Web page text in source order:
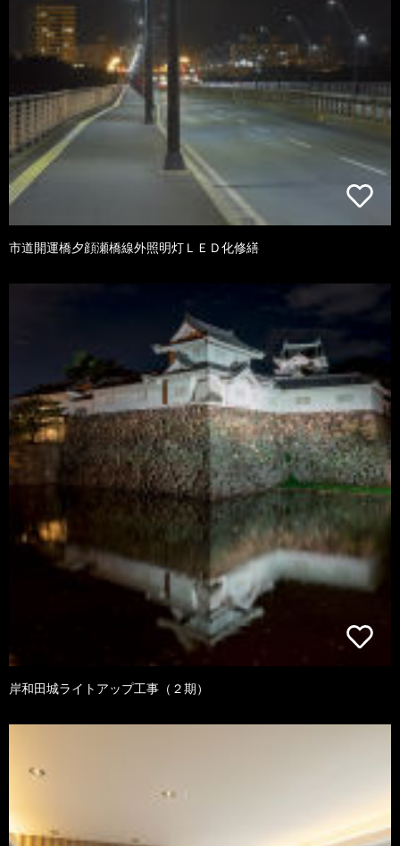
市道開運橋夕顔瀬橋線外照明灯ＬＥＤ化修繕
岸和田城ライトアップ工事（２期）